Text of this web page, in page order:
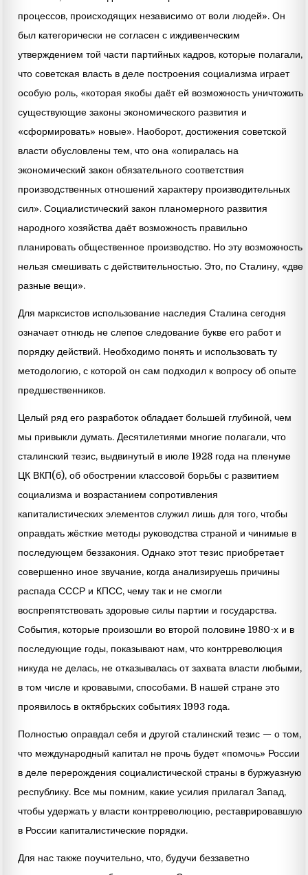
процессов, происходящих независимо от воли людей». Он
был категорически не согласен с иждивенческим
утверждением той части партийных кадров, которые полагали,
что советская власть в деле построения социализма играет
особую роль, «которая якобы даёт ей возможность уничтожить
существующие законы экономического развития и
«сформировать» новые». Наоборот, достижения советской
власти обусловлены тем, что она «опиралась на
экономический закон обязательного соответствия
производственных отношений характеру производительных
сил». Социалистический закон планомерного развития
народного хозяйства даёт возможность правильно
планировать общественное производство. Но эту возможность
нельзя смешивать с действительностью. Это, по Сталину, «две
разные вещи».
Для марксистов использование наследия Сталина сегодня
означает отнюдь не слепое следование букве его работ и
порядку действий. Необходимо понять и использовать ту
методологию, с которой он сам подходил к вопросу об опыте
предшественников.
Целый ряд его разработок обладает большей глубиной, чем
мы привыкли думать. Десятилетиями многие полагали, что
сталинский тезис, выдвинутый в июле 1928 года на пленуме
ЦК ВКП(б), об обострении классовой борьбы с развитием
социализма и возрастанием сопротивления
капиталистических элементов служил лишь для того, чтобы
оправдать жёсткие методы руководства страной и чинимые в
последующем беззакония. Однако этот тезис приобретает
совершенно иное звучание, когда анализируешь причины
распада СССР и КПСС, чему так и не смогли
воспрепятствовать здоровые силы партии и государства.
События, которые произошли во второй половине 1980-х и в
последующие годы, показывают нам, что контрреволюция
никуда не делась, не отказывалась от захвата власти любыми,
в том числе и кровавыми, способами. В нашей стране это
проявилось в октябрьских событиях 1993 года.
Полностью оправдал себя и другой сталинский тезис — о том,
что международный капитал не прочь будет «помочь» России
в деле перерождения социалистической страны в буржуазную
республику. Все мы помним, какие усилия прилагал Запад,
чтобы удержать у власти контрреволюцию, реставрировавшую
в России капиталистические порядки.
Для нас также поучительно, что, будучи беззаветно